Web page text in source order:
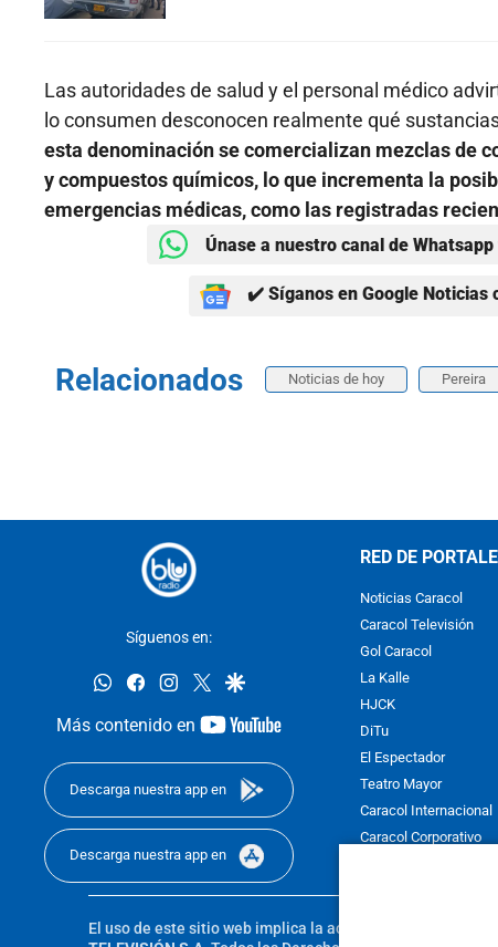
Las autoridades de salud y el personal médico
lo consumen desconocen realmente qué
esta denominación se comercializan mezclas de
y compuestos químicos, lo que incrementa la
emergencias médicas, como las registradas
Únase a nuestro canal de
✔️ Síganos en Google Noticias
Relacionados Noticias de hoy Pereira
Síguenos en:
whatsappfacebookinstagram
twittergoogle
Más contenido en
youtube-
Descarga nuestra app en
Descarga nuestra app en
RED DE
Noticias Caracol
Caracol Televisión
Gol Caracol
La Kalle
HJCK
DiTu
El Espectador
Teatro Mayor
Caracol Internacional
Caracol Corporativo
El uso de este sitio web implica la aceptación de los